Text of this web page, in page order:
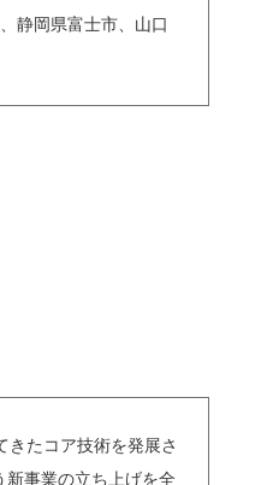
静岡県富士市、山口
きたコア技術を発展さ
事業の立ち上げを全